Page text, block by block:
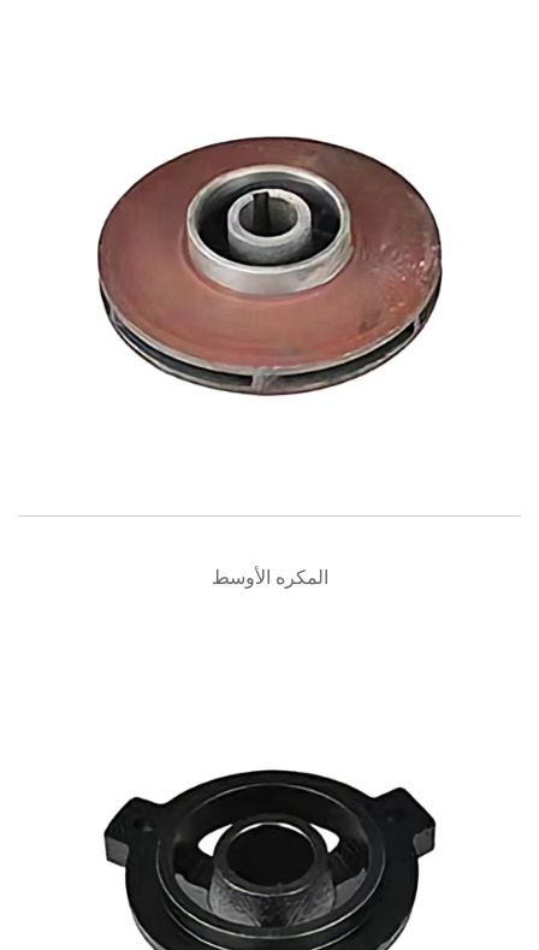
المكره الأوسط